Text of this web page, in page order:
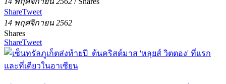
ShareTweet
14 พฤศจิกายน 2562
Shares
ShareTweet